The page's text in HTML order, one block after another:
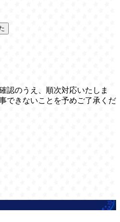
認のうえ、順次対応いたしま
できないことを予めご了承くだ